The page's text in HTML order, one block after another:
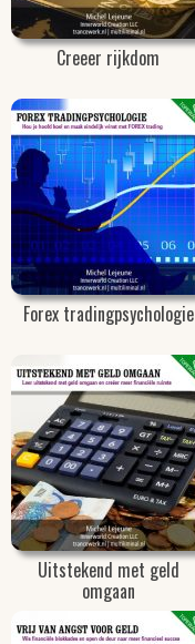
Creeer rijkdom
Forex tradingpsychologie
Uitstekend met geld
omgaan